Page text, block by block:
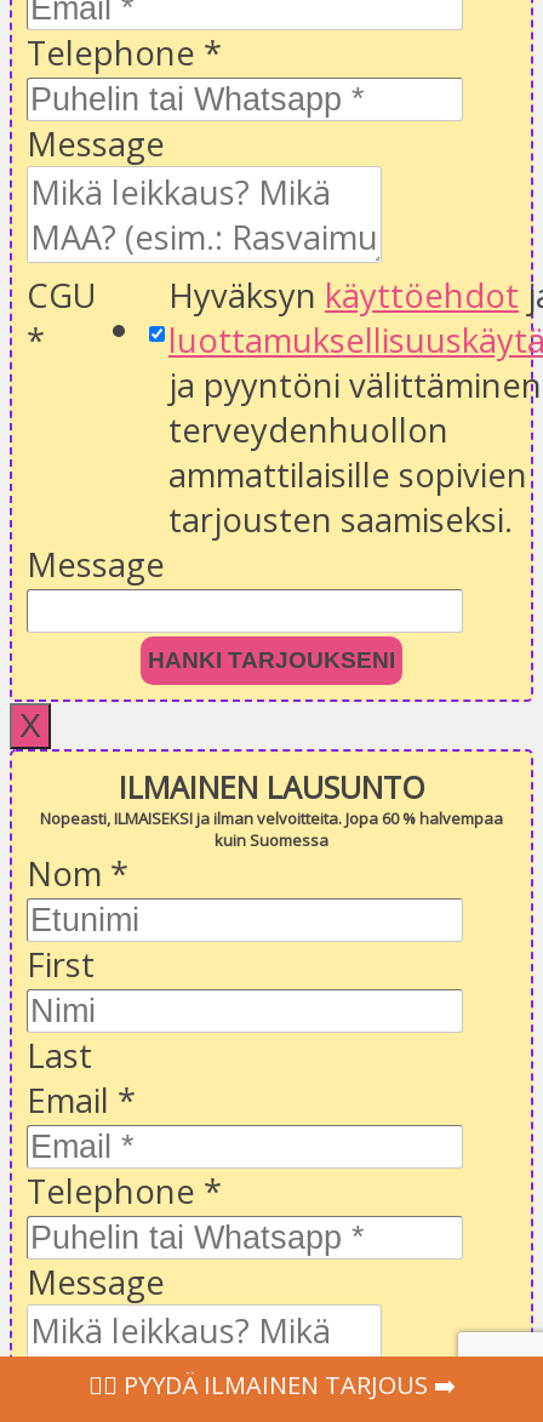
Telephone *
Message
CGU
*
Hyväksyn käyttöehdot
ja pyyntöni välittäminen
terveydenhuollon
ammattilaisille sopivien
tarjousten saamiseksi.
Message
HANKI TARJOUKSENI
X
ILMAINEN LAUSUNTO
Nopeasti, ILMAISEKSI ja ilman velvoitteita. Jopa 60 % halvempaa
kuin Suomessa
Nom *
First
Last
Email *
Telephone *
Message
‍👩‍⚕ PYYDÄ ILMAINEN TARJOUS ➡️